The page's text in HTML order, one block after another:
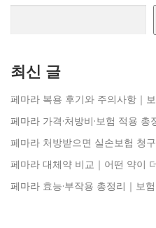
최신 글
페마라 복용 후기와 주의사항｜
페마라 가격·처방비·보험 적용 총
페마라 처방받으면 실손보험 청
페마라 대체약 비교｜어떤 약이
페마라 효능·부작용 총정리｜보